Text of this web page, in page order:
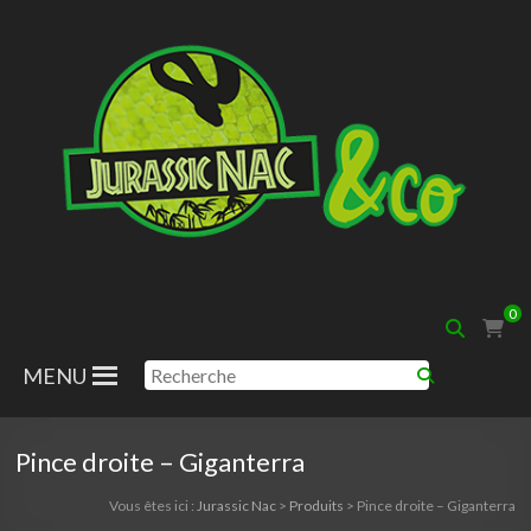
Nac
0
MENU
Pince droite – Giganterra
Vous êtes ici : Jurassic Nac> Produits > Pince droite – Giganterra